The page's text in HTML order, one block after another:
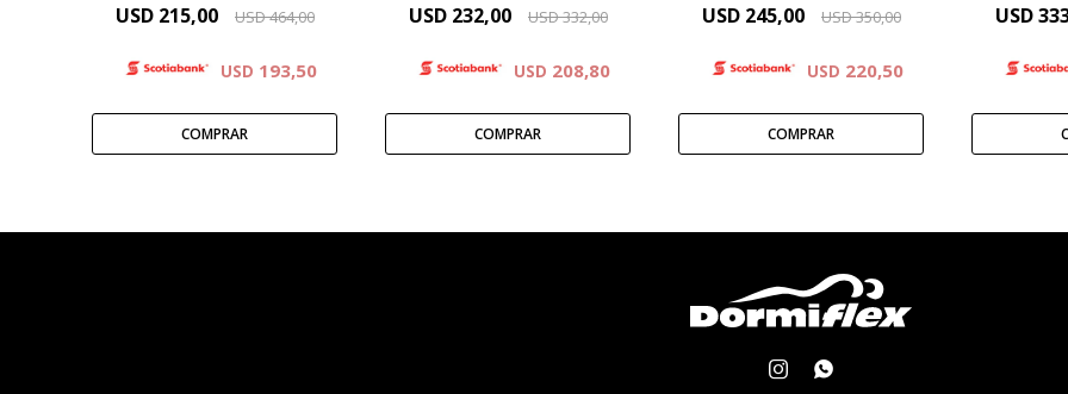
USD 215,00 USD464,00
USD 193,50
USD 232,00 USD332,00
USD 208,80
USD 245,00 USD350,00
USD 220,50
USD
 